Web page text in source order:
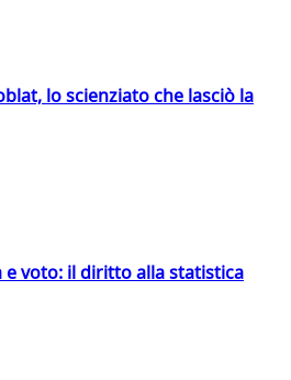
lo scienziato che lasciò la
e voto: il diritto alla statistica